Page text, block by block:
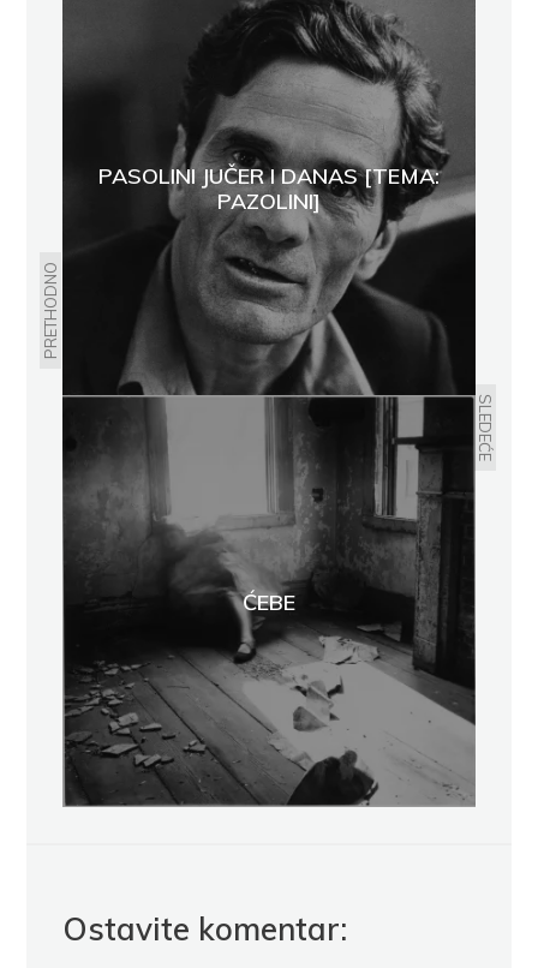
PRETHODNO
PASOLINI JUČER I DANAS [TEMA:
PAZOLINI]
SLEDEĆE
ĆEBE
Ostavite komentar: